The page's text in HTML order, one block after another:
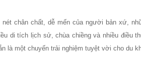
chân chất, dễ mến của người bản xứ,
di tích lịch sử, chùa chiềng và nhiều điều
là một chuyến trải nghiệm tuyệt vời cho du